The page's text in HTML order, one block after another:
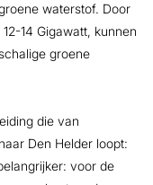
waterstof. Door
14 Gigawatt, kunnen
groene
die van
Den Helder loopt:
voor de